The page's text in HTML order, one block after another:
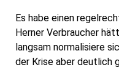
Es habe einen
Herner Verbraucher
langsam normalisiere
der Krise aber deutlich